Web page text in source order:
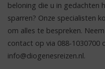
beloning die u in gedachten
sparren? Onze specialisten
om alles te bespreken.
contact op via 088-1030700
info@diogenesreizen.nl.